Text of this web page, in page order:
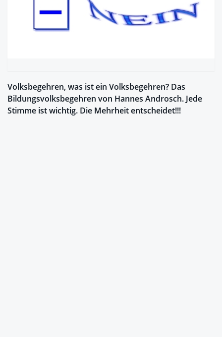
Volksbegehren, was ist ein Volksbegehren? Das
Bildungsvolksbegehren von Hannes Androsch. Jede
Stimme ist wichtig. Die Mehrheit entscheidet!!!